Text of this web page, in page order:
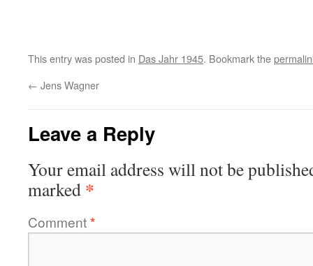
This entry was posted in Das Jahr 1945. Bookmark the
← Jens Wagner
Leave a Reply
Your email address will not be
marked *
Comment*